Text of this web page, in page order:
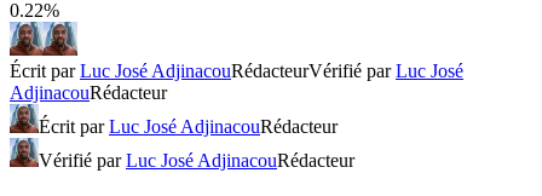
0.22%
Écrit parLuc José AdjinacouRédacteurVérifié parLuc José
AdjinacouRédacteur
Écrit parLuc José AdjinacouRédacteur
Vérifié parLuc José AdjinacouRédacteur